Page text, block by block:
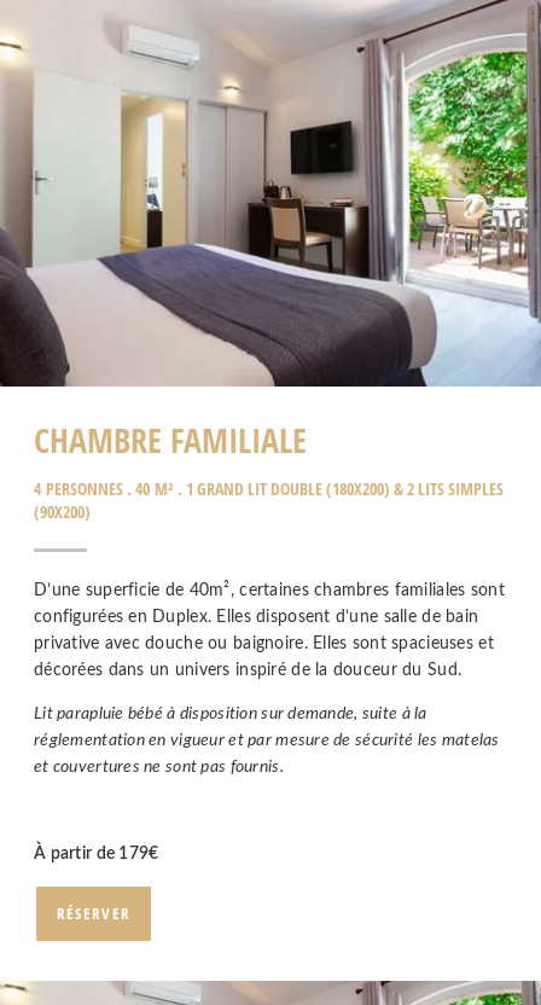
CHAMBRE FAMILIALE
4 PERSONNES . 40 M² . 1 GRAND LIT DOUBLE (180X200) & 2 LITS SIMPLES
(90X200)
D’une superficie de 40m², certaines chambres familiales sont
configurées en Duplex. Elles disposent d’une salle de bain
privative avec douche ou baignoire. Elles sont spacieuses et
décorées dans un univers inspiré de la douceur du Sud.
Lit parapluie bébé à disposition sur demande, suite à la
réglementation en vigueur et par mesure de sécurité les matelas
et couvertures ne sont pas fournis.
À partir de 179€
RÉSERVER